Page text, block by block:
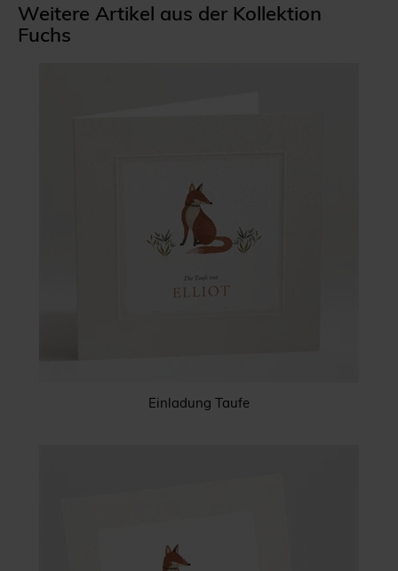
Weitere Artikel aus der Kollektion
Fuchs
Einladung Taufe